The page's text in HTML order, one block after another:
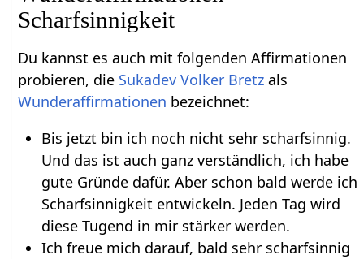
Scharfsinnigkeit
Du kannst es auch mit folgenden Affirmationen
probieren, die Sukadev Volker Bretz als
Wunderaffirmationen bezeichnet:
Bis jetzt bin ich noch nicht sehr scharfsinnig.
Und das ist auch ganz verständlich, ich habe
gute Gründe dafür. Aber schon bald werde ich
Scharfsinnigkeit entwickeln. Jeden Tag wird
diese Tugend in mir stärker werden.
Ich freue mich darauf, bald sehr scharfsinnig